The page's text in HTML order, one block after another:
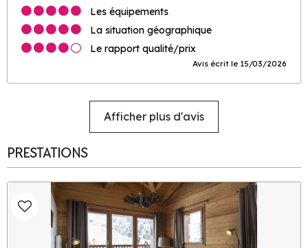
Les équipements
La situation géographique
Le rapport qualité/prix
Avis écrit le 15/03/2026
Afficher plus d'avis
PRESTATIONS